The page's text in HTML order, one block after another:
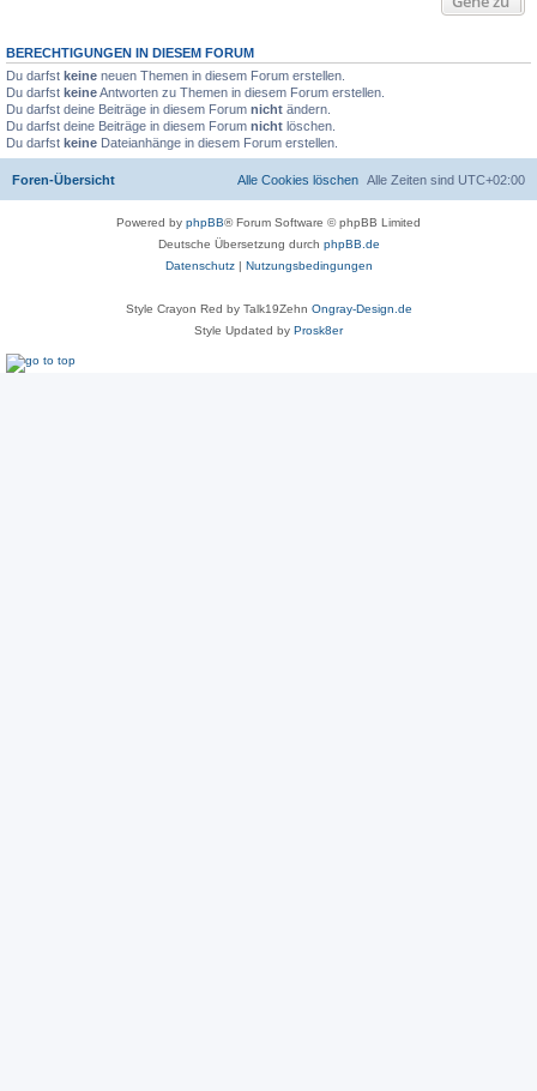
BERECHTIGUNGEN IN DIESEM FORUM
Du darfst keine neuen Themen in diesem Forum erstellen.
Du darfst keineAntworten zu Themen in diesem Forum erstellen.
Du darfst deine Beiträge in diesem Forum nicht ändern.
Du darfst deine Beiträge in diesem Forum nicht löschen.
Du darfst keine Dateianhänge in diesem Forum erstellen.
Foren-Übersicht Alle Zeiten sind UTC+02:00
Alle Cookies löschen
Powered by phpBB® Forum Software © phpBB Limited
Deutsche Übersetzung durch phpBB.de
Datenschutz| Nutzungsbedingungen
Style Crayon Red by Talk19Zehn Ongray-Design.de
Style Updated by Prosk8er